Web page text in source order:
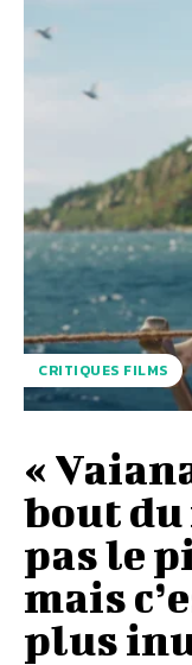
CRITIQUES FILMS
«
bout du
pas le
mais
plus